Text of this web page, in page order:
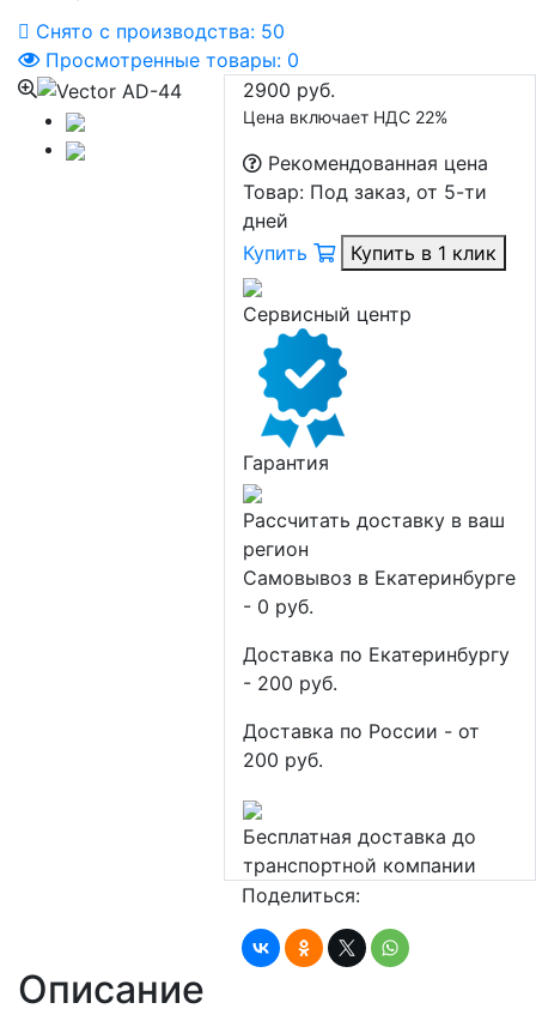
Снято с производства: 50
Просмотренные товары: 0
2900 руб.
Цена включает НДС 22%
Рекомендованная цена
Товар: Под заказ, от 5-ти
дней
Купить
Купить в 1 клик
Сервисный центр
Гарантия
Рассчитать доставку в ваш
регион
Самовывоз в Екатеринбурге
- 0 руб.
Доставка по Екатеринбургу
- 200 руб.
Доставка по России - от
200 руб.
Бесплатная доставка до
транспортной компании
Поделиться:
Описание